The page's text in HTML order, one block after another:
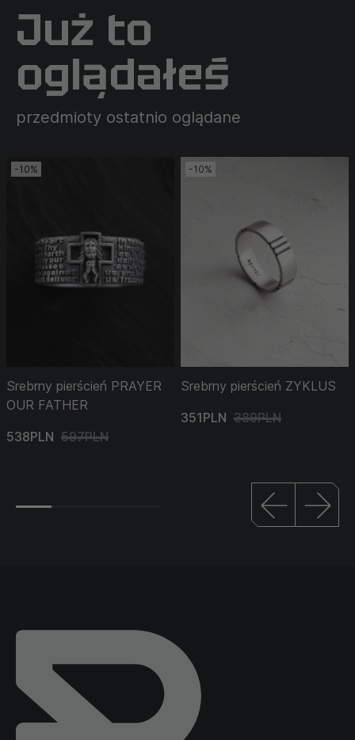
Już to
oglądałeś
przedmioty ostatnio oglądane
-10%
Srebrny pierścień PRAYER
OUR FATHER
538PLN 597PLN
-10%
Srebrny pierścień ZYKLUS
351PLN 389PLN